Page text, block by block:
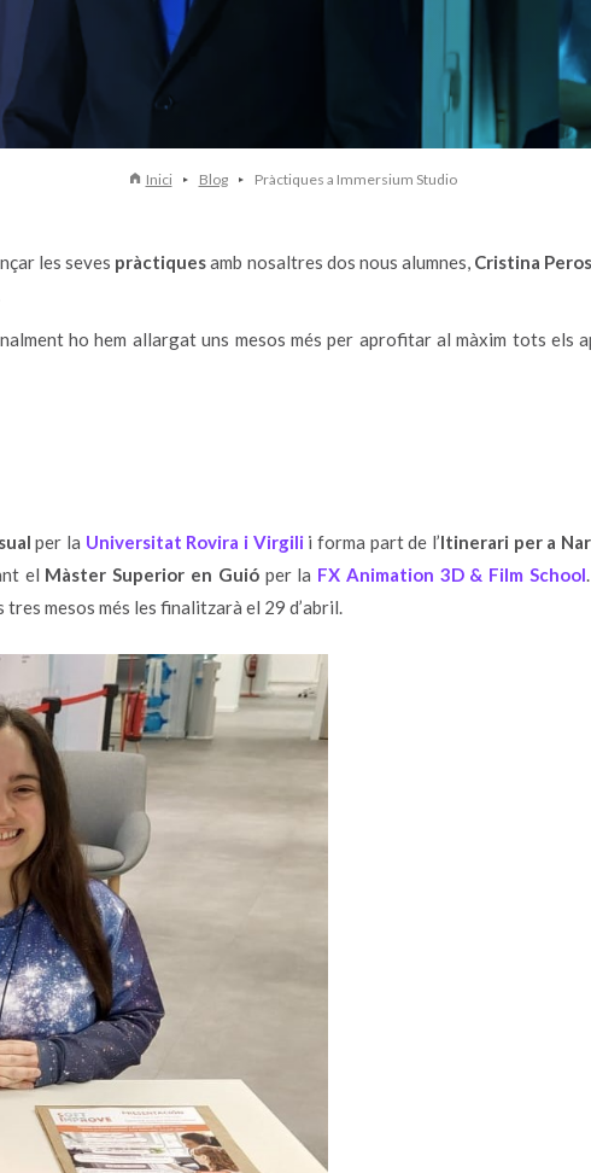
Inici Blog Pràctiques a Immersium Studio
les seves pràctiquesamb nosaltres dos nous alumnes, Cristina
ho hem allargat uns mesos més per aprofitar al màxim tots els
per la Universitat Rovira i Virgili i forma part de l’Itinerari per a
el Màster Superior en Guióper la FX Animation 3D & Film School
mesos més les finalitzarà el 29 d’abril.